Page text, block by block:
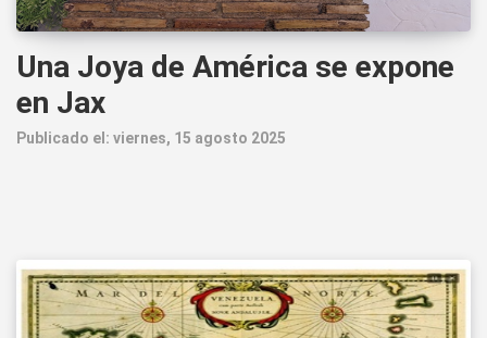
Una Joya de América se expone
en Jax
Publicado el: viernes, 15 agosto 2025